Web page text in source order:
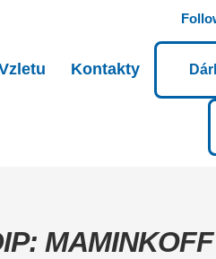
Kontakty
MAMINKOFF